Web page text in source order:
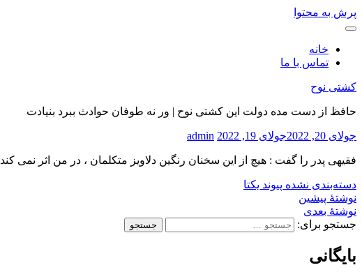
پرش به محتوا
خانه
تماس با ما
کشتی نوح
حافظ از دست مده دولت این کشتی نوح | ور نه طوفان حوادث ببرد بنیادت
جولای 20, 2022 جولای 19, 2022 admin
فقیهی پدر را گفت : هیچ از این سخنان رنگین دلاویز متکلمان ، در من اثر نمی
دسته‌بندی نشده پیوند یکتا
نوشتهٔ پیشین
نوشتهٔ بعدی
جستجو برای:
بایگانی